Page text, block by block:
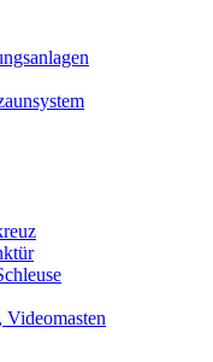
Videomasten